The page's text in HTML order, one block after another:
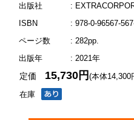
出版社
:
ISBN
: 978-0-96567-
ページ数
: 282pp.
出版年
: 2021年
在庫
定価 15,730円(本体14,300